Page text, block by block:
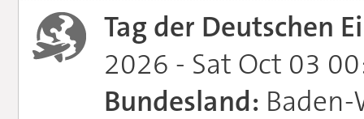
Tag der Deutschen
2026 - Sat Oct 03
Bundesland: